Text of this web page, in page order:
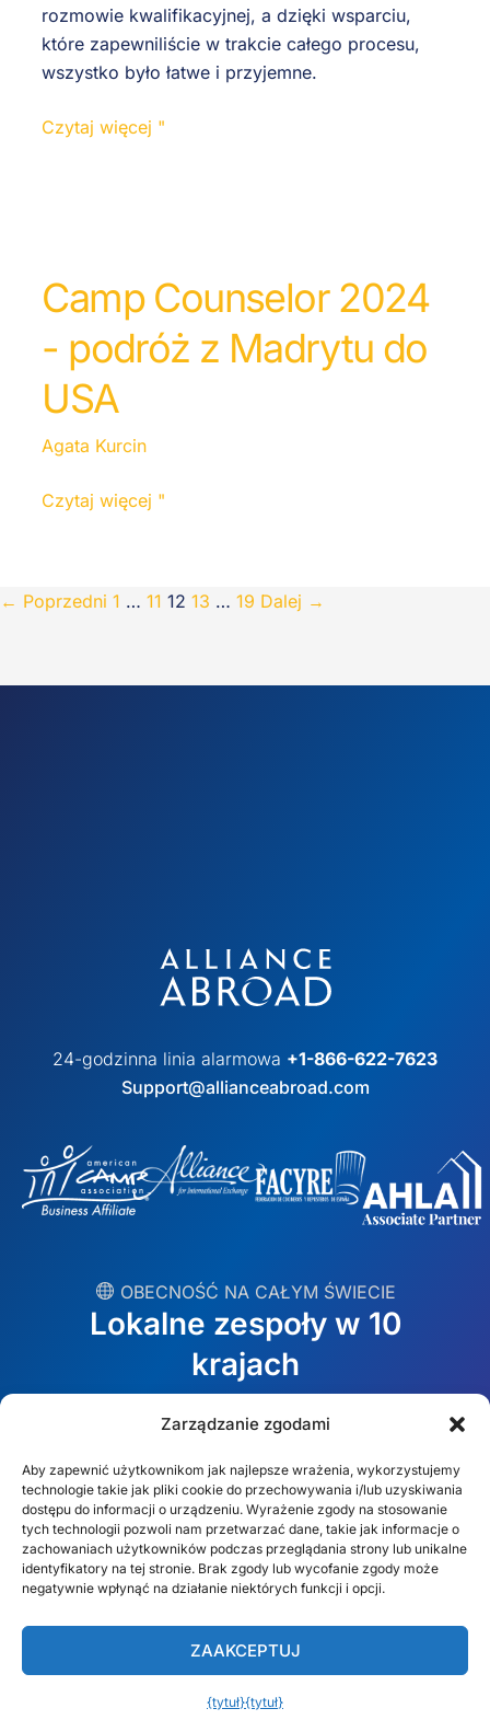
Zarządzanie zgodami
Aby zapewnić użytkownikom jak najlepsze wrażenia, wykorzystujemy
technologie takie jak pliki cookie do przechowywania i/lub uzyskiwania
dostępu do informacji o urządzeniu. Wyrażenie zgody na stosowanie
tych technologii pozwoli nam przetwarzać dane, takie jak informacje o
zachowaniach użytkowników podczas przeglądania strony lub unikalne
identyfikatory na tej stronie. Brak zgody lub wycofanie zgody może
negatywnie wpłynąć na działanie niektórych funkcji i opcji.
ZAAKCEPTUJ
{tytuł}{tytuł}
rozmowie kwalifikacyjnej, a dzięki wsparciu,
które zapewniliście w trakcie całego procesu,
wszystko było łatwe i przyjemne.
Czytaj więcej "
Camp Counselor 2024
- podróż z Madrytu do
USA
Agata Kurcin
Czytaj więcej "
← Poprzedni 1 … 11 12 13 … 19 Dalej →
24-godzinna linia alarmowa +1-866-622-7623
Support@allianceabroad.com
︎ OBECNOŚĆ NA CAŁYM ŚWIECIE
Lokalne zespoły w 10
krajach
Dubaj
Meksyk
España
Irlandia
Polska
Australia
S. Afryka
Znajdź swój lokalny zespół →